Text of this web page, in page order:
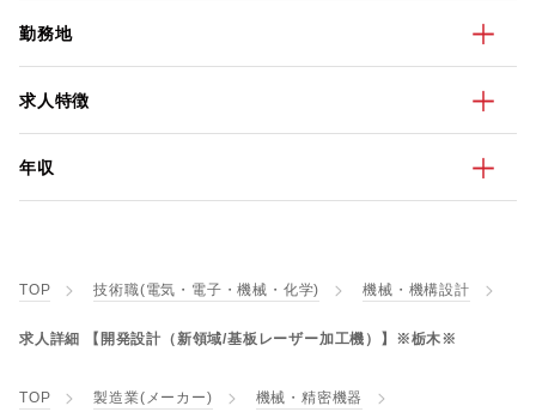
勤務地
求人特徴
年収
TOP 技術職(電気・電子・機械・化学) 機械・機構設計
求人詳細 【開発設計（新領域/基板レーザー加工機）】※栃木※
TOP 製造業(メーカー) 機械・精密機器